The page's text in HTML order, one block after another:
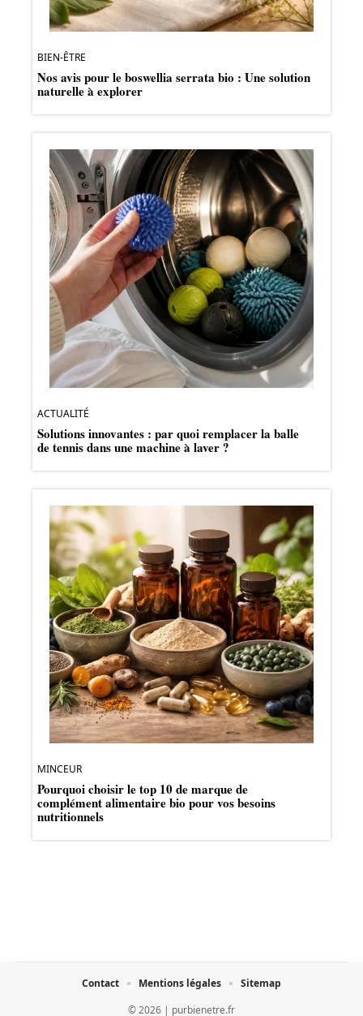
BIEN-ÊTRE
Nos avis pour le boswellia serrata bio : Une solution
naturelle à explorer
ACTUALITÉ
Solutions innovantes : par quoi remplacer la balle
de tennis dans une machine à laver ?
MINCEUR
Pourquoi choisir le top 10 de marque de
complément alimentaire bio pour vos besoins
nutritionnels
© 2026 | purbienetre.fr
Contact Mentions légales Sitemap